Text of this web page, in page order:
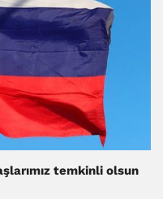
temkinli olsun